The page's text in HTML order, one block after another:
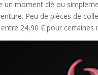
un moment clé ou
Peu de pièces de
24,90 € pour